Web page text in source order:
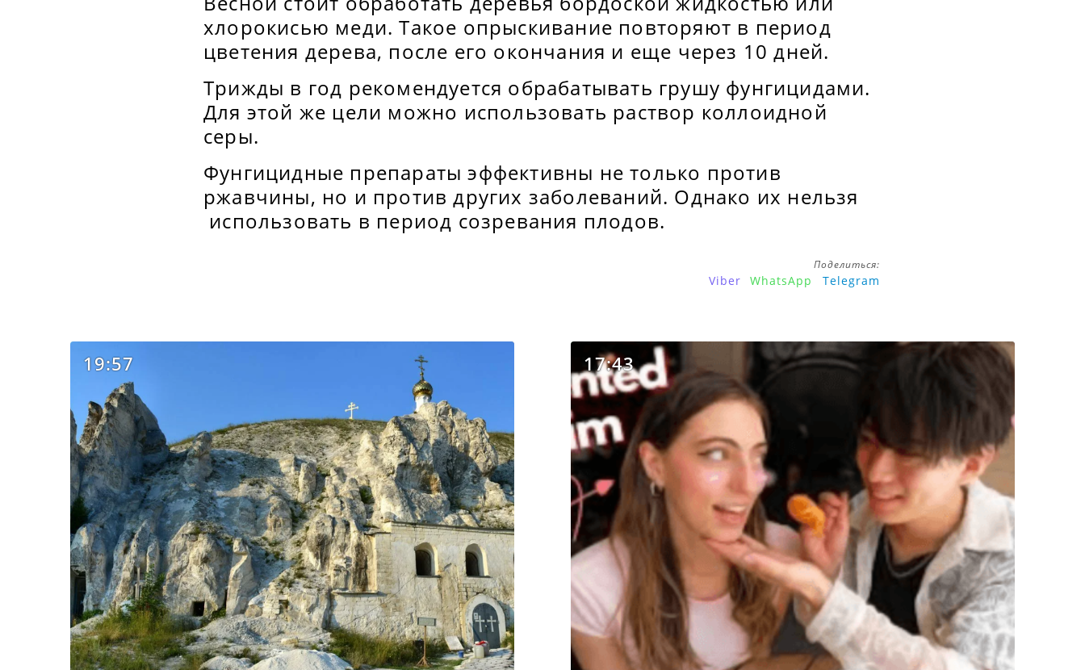
хлорокисью меди. Такое опрыскивание повторяют в период
цветения дерева, после его окончания и еще через 10 дней.
Трижды в год рекомендуется обрабатывать грушу фунгицидами.
Для этой же цели можно использовать раствор коллоидной
серы.
Фунгицидные препараты эффективны не только против
ржавчины, но и против других заболеваний. Однако их нельзя
использовать в период созревания плодов.
Поделиться:
Viber WhatsApp Telegram
19:57 17:43